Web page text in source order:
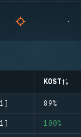
KOST
89%
100%